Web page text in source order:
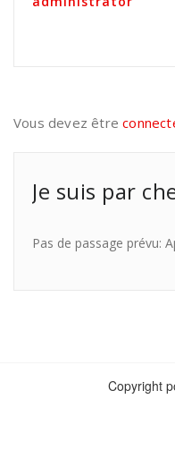
Vous devez être
Je suis par
Pas de passage prévu:
Copyright